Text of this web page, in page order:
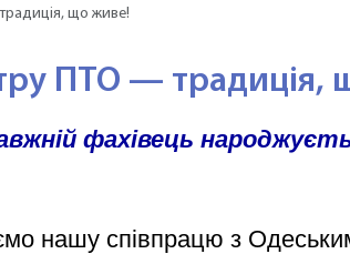
що живе!
ПТО — традиція,
фахівець
нашу співпрацю з